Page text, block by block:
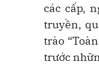
các cấp,
truyền,
trào
trước